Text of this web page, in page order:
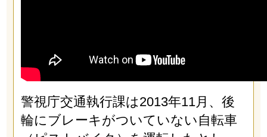
警視庁交通執行課は2013年11月、後
輪にブレーキがついていない自転車